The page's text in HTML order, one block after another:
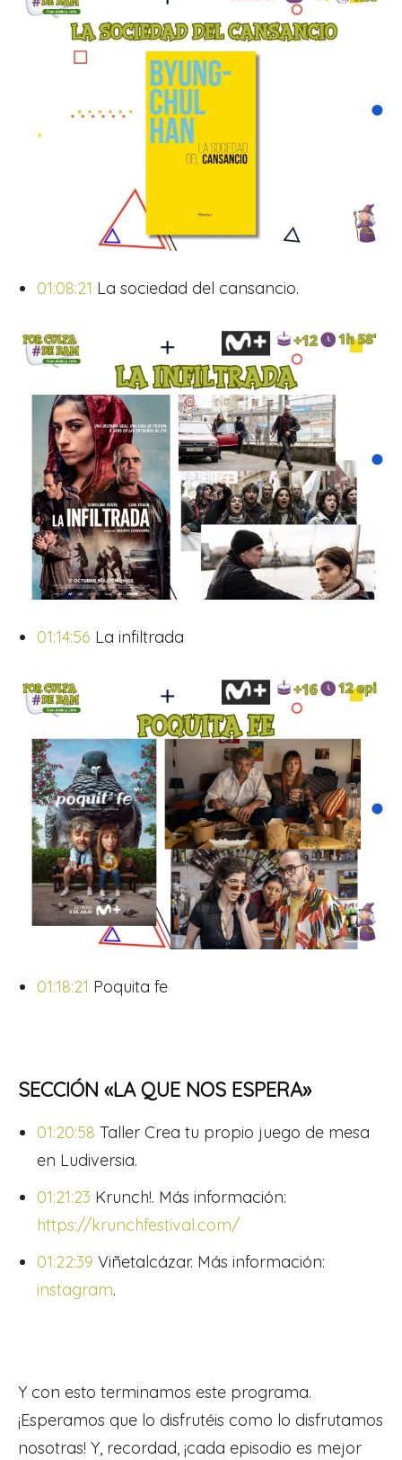
01:08:21 La sociedad del cansancio.
01:14:56 La infiltrada
01:18:21 Poquita fe
SECCIÓN «LA QUE NOS ESPERA»
01:20:58 Taller Crea tu propio juego de mesa
en Ludiversia.
01:21:23 Krunch!. Más información:
https://krunchfestival.com/
01:22:39 Viñetalcázar. Más información:
instagram.
Y con esto terminamos este programa.
¡Esperamos que lo disfrutéis como lo disfrutamos
nosotras! Y, recordad, ¡cada episodio es mejor